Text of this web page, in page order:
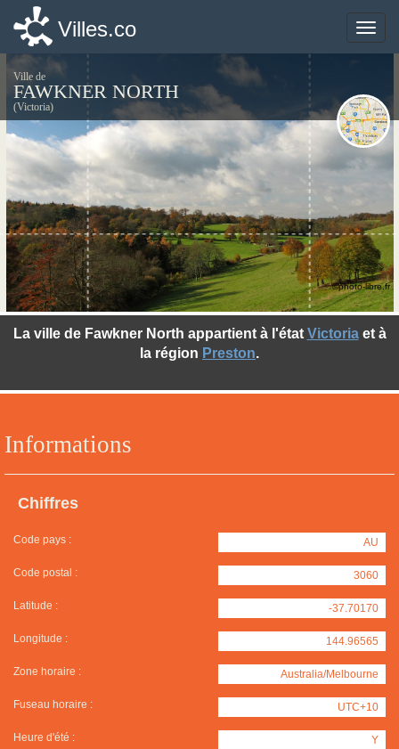
Toggle
Villes.co
Ville de
FAWKNER NORTH
(Victoria)
Informations
Chiffres
Code pays : AU
Code postal : 3060
Latitude : -37.70170
Longitude : 144.96565
Zone horaire : Australia/Melbourne
Fuseau horaire : UTC+10
Heure d'été : Y
La ville de Fawkner North appartient à l'état Victoriaet à
la région Preston.
©photo-libre.fr
Toggle
Villes.co